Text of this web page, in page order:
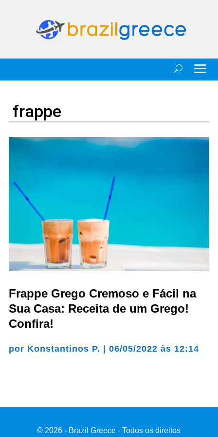
frappe
Frappe Grego Cremoso e Fácil na
Sua Casa: Receita de um Grego!
Confira!
por Konstantinos P. | 06/05/2022 às 12:14
© 2026 - Brazil Greece - Todos os direitos